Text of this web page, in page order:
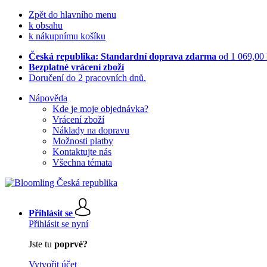
Zpět do hlavního menu
k obsahu
k nákupnímu košíku
Česká republika: Standardní doprava zdarma od 1 069,00
Bezplatné vrácení zboží
Doručení do 2 pracovních dnů.
Nápověda
Kde je moje objednávka?
Vrácení zboží
Náklady na dopravu
Možnosti platby
Kontaktujte nás
Všechna témata
Přihlásit se
Přihlásit se nyní
Jste tu poprvé?
Vytvořit účet